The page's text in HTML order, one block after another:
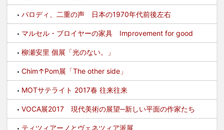
パロディ、二重の声 日本の1970年代前後左右
マルセル・ブロイヤーの家具 Improvement for good
柳瀬安里 個展「光のない。」
Chim↑Pom展「The other side」
MOTサテライト 2017春 往来往来
VOCA展2017 現代美術の展望─新しい平面の作家たち
ティツィアーノとヴェネツィア派展